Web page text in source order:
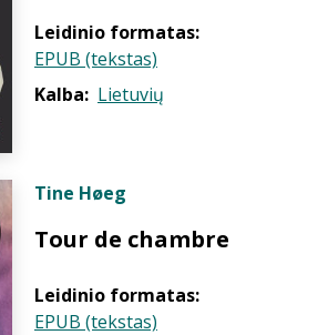
Leidinio formatas:
EPUB (tekstas)
Kalba: Lietuvių
Tine Høeg
Tour de chambre
Leidinio formatas:
EPUB (tekstas)